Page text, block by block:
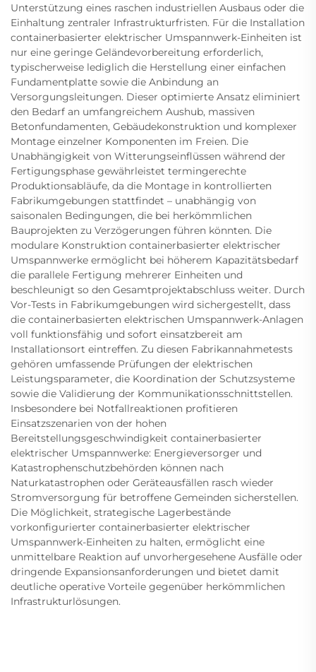
Unterstützung eines raschen industriellen Ausbaus oder die
Einhaltung zentraler Infrastrukturfristen. Für die Installation
containerbasierter elektrischer Umspannwerk-Einheiten ist
nur eine geringe Geländevorbereitung erforderlich,
typischerweise lediglich die Herstellung einer einfachen
Fundamentplatte sowie die Anbindung an
Versorgungsleitungen. Dieser optimierte Ansatz eliminiert
den Bedarf an umfangreichem Aushub, massiven
Betonfundamenten, Gebäudekonstruktion und komplexer
Montage einzelner Komponenten im Freien. Die
Unabhängigkeit von Witterungseinflüssen während der
Fertigungsphase gewährleistet termingerechte
Produktionsabläufe, da die Montage in kontrollierten
Fabrikumgebungen stattfindet – unabhängig von
saisonalen Bedingungen, die bei herkömmlichen
Bauprojekten zu Verzögerungen führen könnten. Die
modulare Konstruktion containerbasierter elektrischer
Umspannwerke ermöglicht bei höherem Kapazitätsbedarf
die parallele Fertigung mehrerer Einheiten und
beschleunigt so den Gesamtprojektabschluss weiter. Durch
Vor-Tests in Fabrikumgebungen wird sichergestellt, dass
die containerbasierten elektrischen Umspannwerk-Anlagen
voll funktionsfähig und sofort einsatzbereit am
Installationsort eintreffen. Zu diesen Fabrikannahmetests
gehören umfassende Prüfungen der elektrischen
Leistungsparameter, die Koordination der Schutzsysteme
sowie die Validierung der Kommunikationsschnittstellen.
Insbesondere bei Notfallreaktionen profitieren
Einsatzszenarien von der hohen
Bereitstellungsgeschwindigkeit containerbasierter
elektrischer Umspannwerke: Energieversorger und
Katastrophenschutzbehörden können nach
Naturkatastrophen oder Geräteausfällen rasch wieder
Stromversorgung für betroffene Gemeinden sicherstellen.
Die Möglichkeit, strategische Lagerbestände
vorkonfigurierter containerbasierter elektrischer
Umspannwerk-Einheiten zu halten, ermöglicht eine
unmittelbare Reaktion auf unvorhergesehene Ausfälle oder
dringende Expansionsanforderungen und bietet damit
deutliche operative Vorteile gegenüber herkömmlichen
Infrastrukturlösungen.